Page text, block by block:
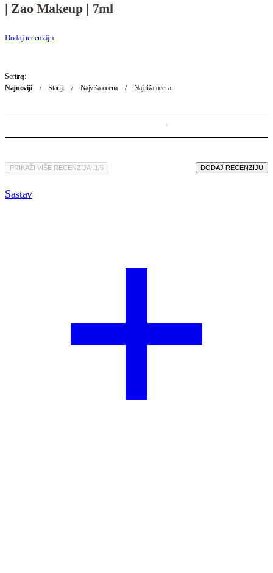
| Zao Makeup | 7ml
Dodaj recenziju
Sortiraj:
Najnoviji
Stariji Najviša ocena Najniža ocena
PRIKAŽI VIŠE RECENZIJA / DODAJ RECENZIJU
Sastav